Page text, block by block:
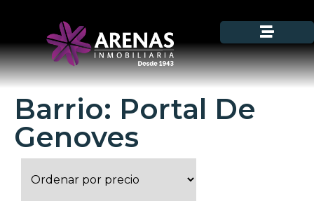
Barrio: Portal De
Genoves